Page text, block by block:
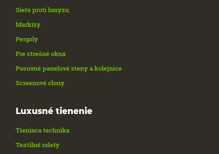
Siete proti hmyzu
Markízy
Pergoly
Pre strešné okná
Posuvné panelové steny a kolejnice
Screenové clony
Luxusné tienenie
Tieniaca technika
Textilné rolety